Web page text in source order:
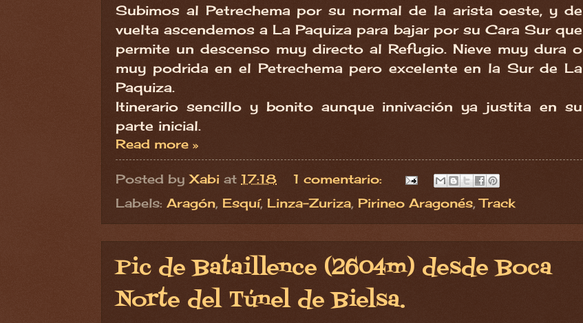
Subimos al Petrechema por su normal de la arista oeste, y de
vuelta ascendemos a La Paquiza para bajar por su Cara Sur que
permite un descenso muy directo al Refugio. Nieve muy dura o
muy podrida en el Petrechema pero excelente en la Sur de La
Paquiza.
Itinerario sencillo y bonito aunque innivación ya justita en su
parte inicial.
Read more »
Posted byXabi at 17:18
1 comentario:
Labels: Aragón, Esquí, Linza-Zuriza, Pirineo Aragonés,Track
Pic de Bataillence (2604m) desde Boca
Norte del Túnel de Bielsa.